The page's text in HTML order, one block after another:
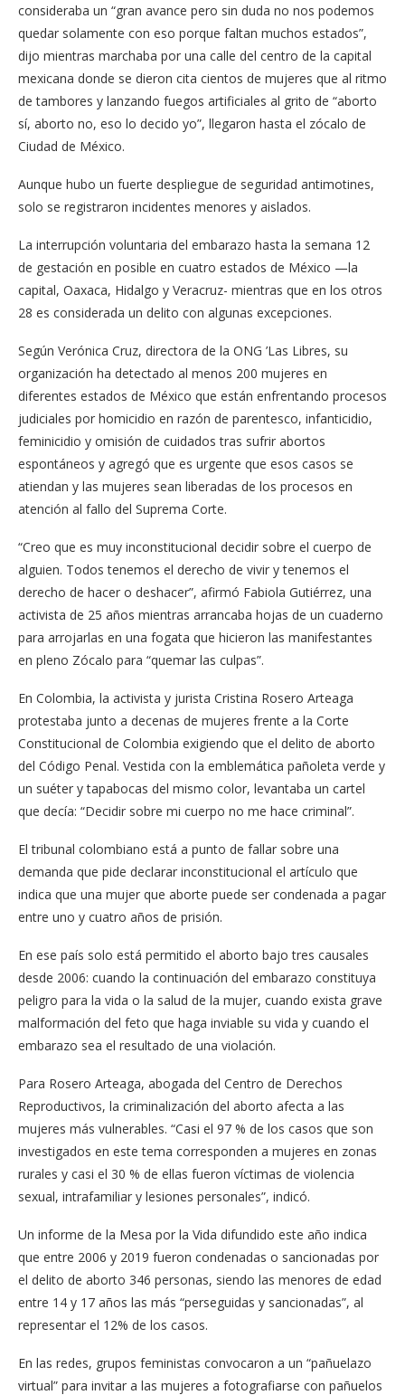
consideraba un “gran avance pero sin duda no nos podemos
quedar solamente con eso porque faltan muchos estados”,
dijo mientras marchaba por una calle del centro de la capital
mexicana donde se dieron cita cientos de mujeres que al ritmo
de tambores y lanzando fuegos artificiales al grito de “aborto
sí, aborto no, eso lo decido yo”, llegaron hasta el zócalo de
Ciudad de México.
Aunque hubo un fuerte despliegue de seguridad antimotines,
solo se registraron incidentes menores y aislados.
La interrupción voluntaria del embarazo hasta la semana 12
de gestación en posible en cuatro estados de México —la
capital, Oaxaca, Hidalgo y Veracruz- mientras que en los otros
28 es considerada un delito con algunas excepciones.
Según Verónica Cruz, directora de la ONG ’Las Libres, su
organización ha detectado al menos 200 mujeres en
diferentes estados de México que están enfrentando procesos
judiciales por homicidio en razón de parentesco, infanticidio,
feminicidio y omisión de cuidados tras sufrir abortos
espontáneos y agregó que es urgente que esos casos se
atiendan y las mujeres sean liberadas de los procesos en
atención al fallo del Suprema Corte.
“Creo que es muy inconstitucional decidir sobre el cuerpo de
alguien. Todos tenemos el derecho de vivir y tenemos el
derecho de hacer o deshacer”, afirmó Fabiola Gutiérrez, una
activista de 25 años mientras arrancaba hojas de un cuaderno
para arrojarlas en una fogata que hicieron las manifestantes
en pleno Zócalo para “quemar las culpas”.
En Colombia, la activista y jurista Cristina Rosero Arteaga
protestaba junto a decenas de mujeres frente a la Corte
Constitucional de Colombia exigiendo que el delito de aborto
del Código Penal. Vestida con la emblemática pañoleta verde y
un suéter y tapabocas del mismo color, levantaba un cartel
que decía: “Decidir sobre mi cuerpo no me hace criminal”.
El tribunal colombiano está a punto de fallar sobre una
demanda que pide declarar inconstitucional el artículo que
indica que una mujer que aborte puede ser condenada a pagar
entre uno y cuatro años de prisión.
En ese país solo está permitido el aborto bajo tres causales
desde 2006: cuando la continuación del embarazo constituya
peligro para la vida o la salud de la mujer, cuando exista grave
malformación del feto que haga inviable su vida y cuando el
embarazo sea el resultado de una violación.
Para Rosero Arteaga, abogada del Centro de Derechos
Reproductivos, la criminalización del aborto afecta a las
mujeres más vulnerables. “Casi el 97 % de los casos que son
investigados en este tema corresponden a mujeres en zonas
rurales y casi el 30 % de ellas fueron víctimas de violencia
sexual, intrafamiliar y lesiones personales”, indicó.
Un informe de la Mesa por la Vida difundido este año indica
que entre 2006 y 2019 fueron condenadas o sancionadas por
el delito de aborto 346 personas, siendo las menores de edad
entre 14 y 17 años las más “perseguidas y sancionadas”, al
representar el 12% de los casos.
En las redes, grupos feministas convocaron a un “pañuelazo
virtual” para invitar a las mujeres a fotografiarse con pañuelos